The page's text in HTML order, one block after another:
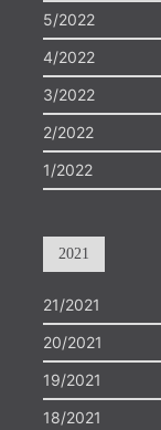
5/2022
4/2022
3/2022
2/2022
1/2022
2021
21/2021
20/2021
19/2021
18/2021